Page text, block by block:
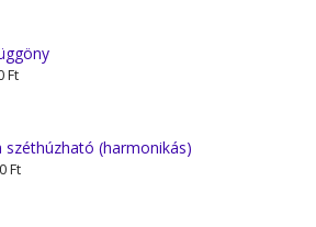
FtCurrent
4
200 Ft.
széthúzható (harmonikás)
FtÁrtartomány: